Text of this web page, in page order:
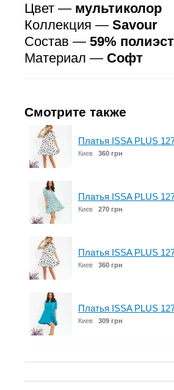
Цвет — мультиколор
Коллекция — Savour
Состав — 59%
Материал — Софт
Смотрите также
Платья ISSA PLUS
Киев 360 грн
Платья ISSA PLUS
Киев 270 грн
Платья ISSA PLUS
Киев 360 грн
Платья ISSA PLUS
Киев 309 грн